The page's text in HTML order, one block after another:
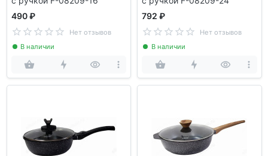
490 ₽
Нет отзывов
В наличии
792 ₽
Нет отзывов
В наличии